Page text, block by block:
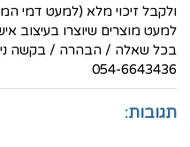
ולקבל זיכוי מלא (למעט דמי
למעט מוצרים שיוצרו בעיצוב
בכל שאלה / הבהרה / בקשה ניתן
054-6643436
תגובות: